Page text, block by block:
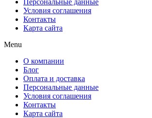
Условия соглашения
Контакты
Карта сайта
Menu
О компании
Блог
Оплата и доставка
Персональные данные
Условия соглашения
Контакты
Карта сайта